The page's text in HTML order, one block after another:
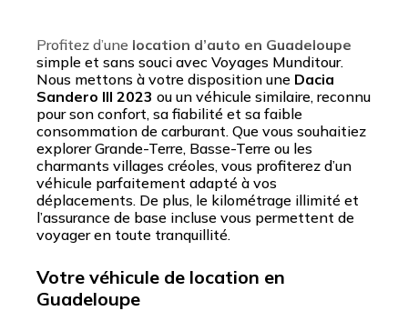
Profitez d’une location d’auto en Guadeloupe
simple et sans souci avec Voyages Munditour.
Nous mettons à votre disposition une Dacia
Sandero III 2023 ou un véhicule similaire, reconnu
pour son confort, sa fiabilité et sa faible
consommation de carburant. Que vous souhaitiez
explorer Grande-Terre, Basse-Terre ou les
charmants villages créoles, vous profiterez d’un
véhicule parfaitement adapté à vos
déplacements. De plus, le kilométrage illimité et
l’assurance de base incluse vous permettent de
voyager en toute tranquillité.
Votre véhicule de location en
Guadeloupe